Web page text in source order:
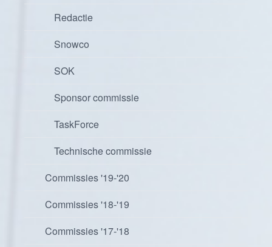
Redactie
Snowco
SOK
Sponsor commissie
TaskForce
Technische commissie
Commissies '19-'20
Commissies '18-'19
Commissies '17-'18